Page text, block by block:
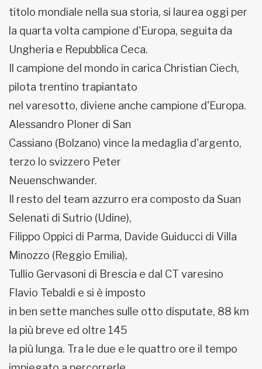
titolo mondiale nella sua storia, si laurea oggi per
la quarta volta campione d'Europa, seguita da
Ungheria e Repubblica Ceca.
Il campione del mondo in carica Christian Ciech,
pilota trentino trapiantato
nel varesotto, diviene anche campione d'Europa.
Alessandro Ploner di San
Cassiano (Bolzano) vince la medaglia d'argento,
terzo lo svizzero Peter
Neuenschwander.
Il resto del team azzurro era composto da Suan
Selenati di Sutrio (Udine),
Filippo Oppici di Parma, Davide Guiducci di Villa
Minozzo (Reggio Emilia),
Tullio Gervasoni di Brescia e dal CT varesino
Flavio Tebaldi e si è imposto
in ben sette manches sulle otto disputate, 88 km
la più breve ed oltre 145
la più lunga. Tra le due e le quattro ore il tempo